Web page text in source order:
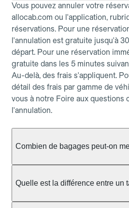
Vous pouvez annuler votre
allocab.com ou l'application,
réservations. Pour une
l'annulation est gratuite jusqu'à
départ. Pour une réservation
gratuite dans les 5 minutes
Au-delà, des frais s'appliquent.
détail des frais par gamme de
vous à notre Foire aux questions
l'annulation.
Combien de bagages peut-on
taxi berline accueille en général
ou nombreux, précisez-le dans le
Quelle est la différence entre un